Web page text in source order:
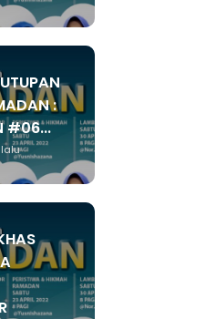
:
#06...